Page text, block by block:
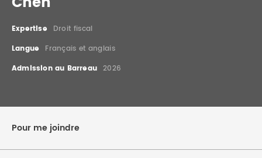
DROIT IMMOBILIER
STAGES
Expertise
Droit fiscal
Langue
Français et anglais
Admission au Barreau 2026
Pour me joindre